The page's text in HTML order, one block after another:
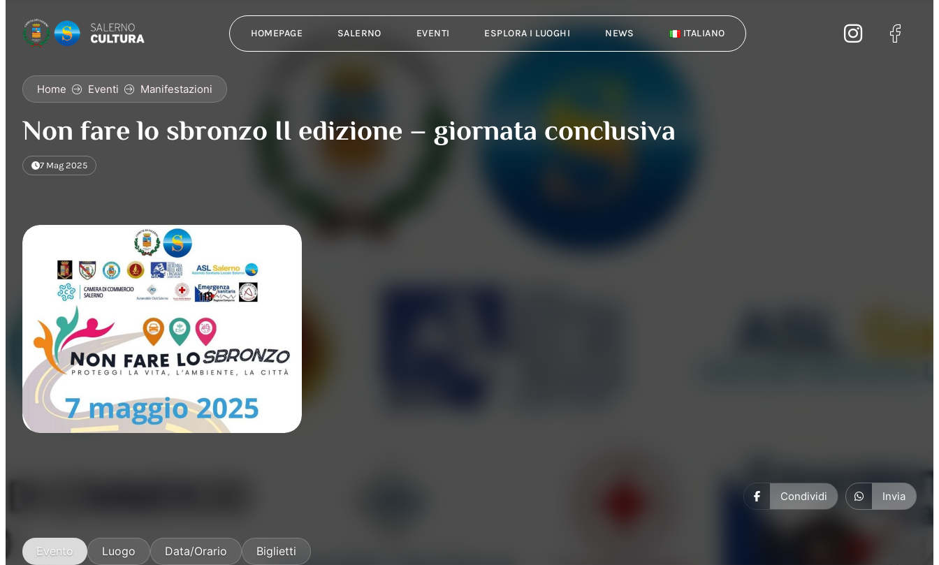
HOMEPAGE SALERNO EVENTI ESPLORA I LUOGHI NEWS ITALIANO
Home Eventi Manifestazioni
Non fare lo sbronzo II edizione – giornata conclusiva
7 Mag 2025
Condividi Invia
Evento Luogo Data/Orario Biglietti